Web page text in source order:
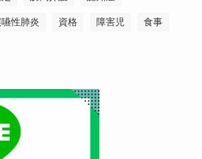
性肺炎 資格 障害児 食事